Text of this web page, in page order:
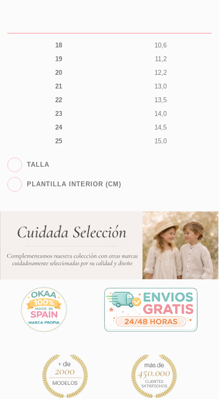
18
10,6
19
11,2
20
12,2
21
13,0
22
13,5
23
14,0
24
14,5
25
15,0
TALLA
PLANTILLA INTERIOR (CM)